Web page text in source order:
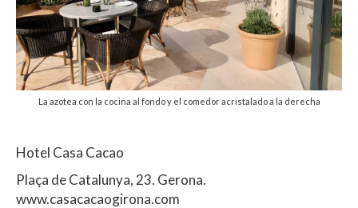
La azotea con la cocina al fondo y el comedor acristalado a la derecha
Hotel Casa Cacao
Plaça de Catalunya, 23. Gerona.
www.casacacaogirona.com